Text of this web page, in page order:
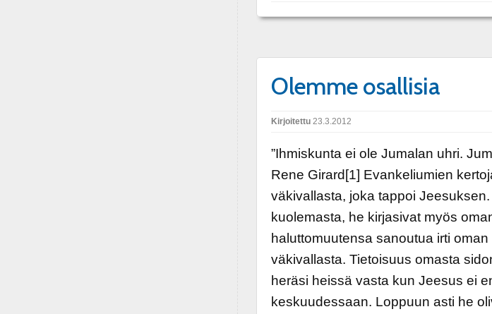
Olemme osallisia
Kirjoitettu23.3.2012
”Ihmiskunta ei ole Jumalan uhri.
Rene Girard[1] Evankeliumien
väkivallasta, joka tappoi
kuolemasta, he kirjasivat myös
haluttomuutensa sanoutua irti
väkivallasta. Tietoisuus omasta
heräsi heissä vasta kun Jeesus ei
keskuudessaan. Loppuun asti he